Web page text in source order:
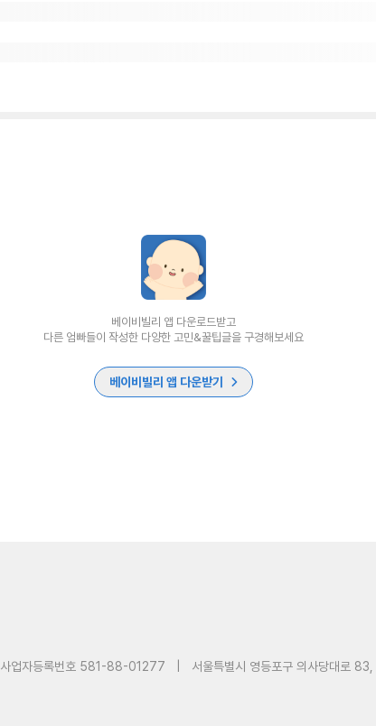
베이비빌리 앱 다운로드받고
다른 엄빠들이 작성한 다양한 고민&꿀팁글을 구경해보세요
베이비빌리 앱 다운받기
사업자등록번호 581-88-01277
서울특별시 영등포구 의사당대로